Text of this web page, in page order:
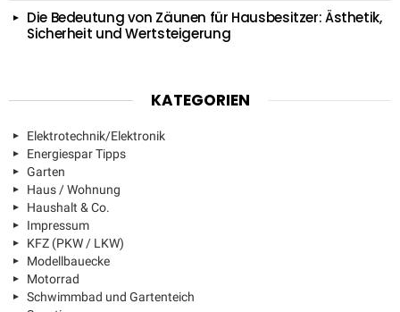
Die Bedeutung von Zäunen für Hausbesitzer: Ästhetik,
Sicherheit und Wertsteigerung
KATEGORIEN
Elektrotechnik/Elektronik
Energiespar Tipps
Garten
Haus / Wohnung
Haushalt & Co.
Impressum
KFZ (PKW / LKW)
Modellbauecke
Motorrad
Schwimmbad und Gartenteich